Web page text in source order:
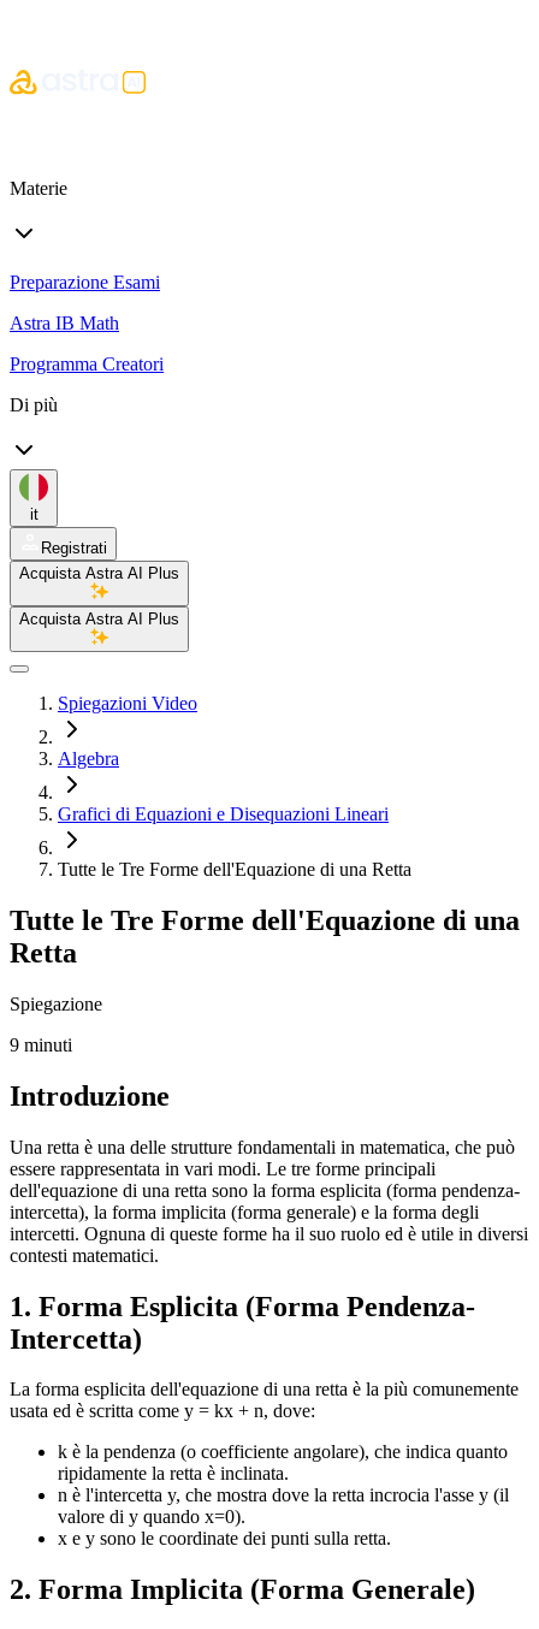
Materie
Preparazione Esami
Astra IB Math
Programma Creatori
Di più
it
Registrati
Acquista Astra AI Plus
Acquista Astra AI Plus
Spiegazioni Video
Algebra
Grafici di Equazioni e Disequazioni Lineari
Tutte le Tre Forme dell'Equazione di una Retta
Tutte le Tre Forme dell'Equazione di una
Retta
Spiegazione
9 minuti
Introduzione
Una retta è una delle strutture fondamentali in matematica, che può
essere rappresentata in vari modi. Le tre forme principali
dell'equazione di una retta sono la forma esplicita (forma pendenza-
intercetta), la forma implicita (forma generale) e la forma degli
intercetti. Ognuna di queste forme ha il suo ruolo ed è utile in diversi
contesti matematici.
1. Forma Esplicita (Forma Pendenza-
Intercetta)
La forma esplicita dell'equazione di una retta è la più comunemente
usata ed è scritta come y = kx + n, dove:
k è la pendenza (o coefficiente angolare), che indica quanto
ripidamente la retta è inclinata.
n è l'intercetta y, che mostra dove la retta incrocia l'asse y (il
valore di y quando x=0).
x e y sono le coordinate dei punti sulla retta.
2. Forma Implicita (Forma Generale)